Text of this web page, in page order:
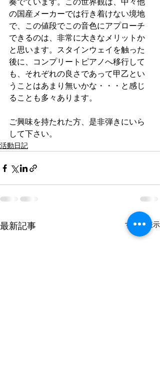
奏でています。この世界観は、中々他
の国産メーカーでは行き着けない境地
で、この値段でこの音色にアプローチ
できるのは、非常に大きなメリットか
と思います。スタインウェイを触った
後に、コンプリートピアノへ移行して
も、それぞれの良さであって甲乙とい
うことはあまり無いかな・・・と感じ
ることも多々あります。
ご興味を持たれた方、是非弾きにいら
して下さい。
活動日記
最新記事 すべて表示